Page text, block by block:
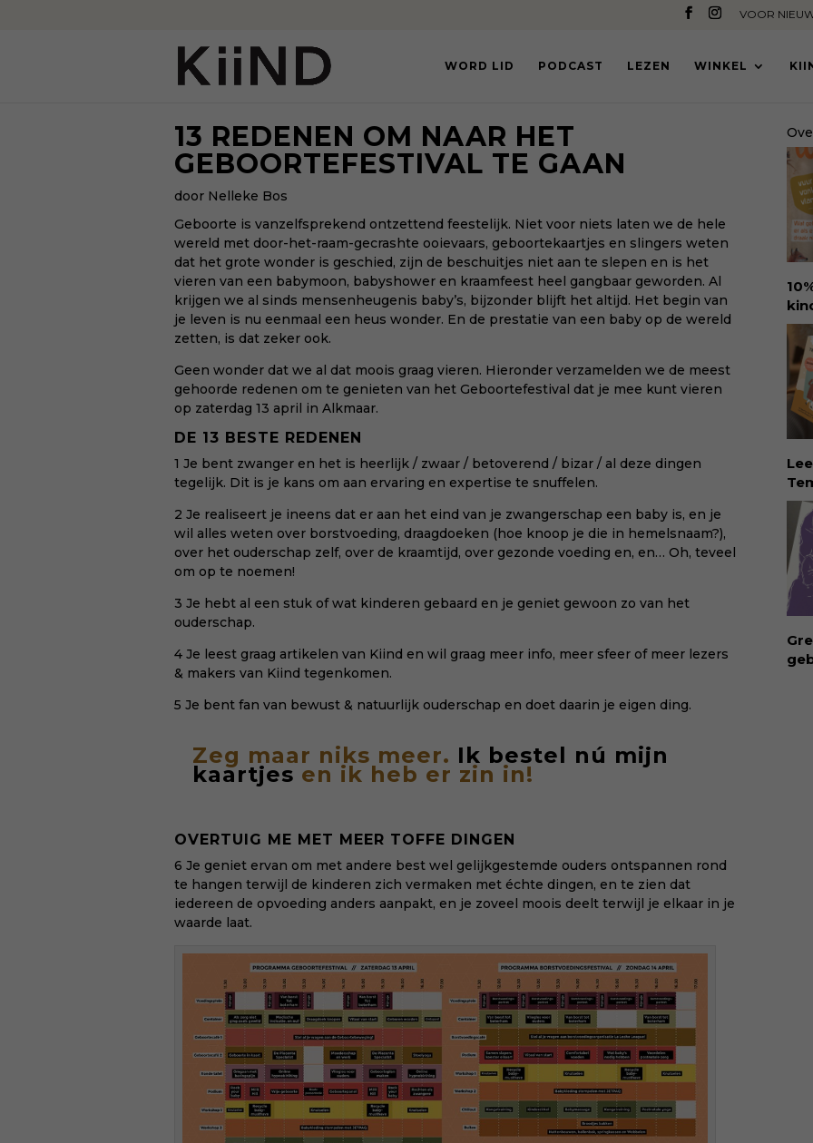
VOOR
WORD LID PODCAST LEZEN WINKEL
13 REDENEN OM NAAR HET
GEBOORTEFESTIVAL TE GAAN
door Nelleke Bos
Geboorte is vanzelfsprekend ontzettend feestelijk. Niet voor niets laten we de hele
wereld met door-het-raam-gecrashte ooievaars, geboortekaartjes en slingers weten
dat het grote wonder is geschied, zijn de beschuitjes niet aan te slepen en is het
vieren van een babymoon, babyshower en kraamfeest heel gangbaar geworden. Al
krijgen we al sinds mensenheugenis baby’s, bijzonder blijft het altijd. Het begin van
je leven is nu eenmaal een heus wonder. En de prestatie van een baby op de wereld
zetten, is dat zeker ook.
Geen wonder dat we al dat moois graag vieren. Hieronder verzamelden we de meest
gehoorde redenen om te genieten van het Geboortefestival dat je mee kunt vieren
op zaterdag 13 april in Alkmaar.
DE 13 BESTE REDENEN
1 Je bent zwanger en het is heerlijk / zwaar / betoverend / bizar / al deze dingen
tegelijk. Dit is je kans om aan ervaring en expertise te snuffelen.
2 Je realiseert je ineens dat er aan het eind van je zwangerschap een baby is, en je
wil alles weten over borstvoeding, draagdoeken (hoe knoop je die in hemelsnaam?),
over het ouderschap zelf, over de kraamtijd, over gezonde voeding en, en… Oh, teveel
om op te noemen!
3 Je hebt al een stuk of wat kinderen gebaard en je geniet gewoon zo van het
ouderschap.
4 Je leest graag artikelen van Kiind en wil graag meer info, meer sfeer of meer lezers
& makers van Kiind tegenkomen.
5 Je bent fan van bewust & natuurlijk ouderschap en doet daarin je eigen ding.
Zeg maar niks meer. Ik bestel nú mijn
kaartjes en ik heb er zin in!
OVERTUIG ME MET MEER TOFFE DINGEN
6 Je geniet ervan om met andere best wel gelijkgestemde ouders ontspannen rond
te hangen terwijl de kinderen zich vermaken met échte dingen, en te zien dat
iedereen de opvoeding anders aanpakt, en je zoveel moois deelt terwijl je elkaar in je
waarde laat.
en
dé